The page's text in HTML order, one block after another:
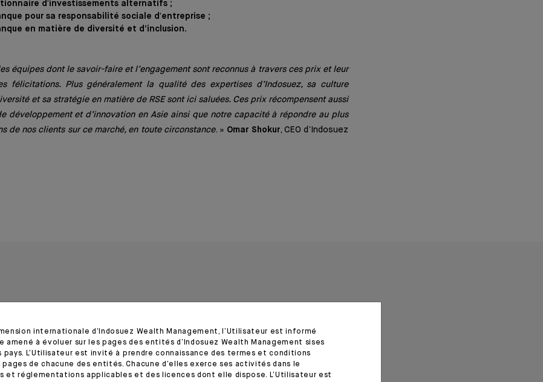
d'investissements alternatifs ;
pour sa responsabilité sociale d'entreprise ;
en matière de diversité et d’inclusion.
équipes dont le savoir-faire et l’engagement sont reconnus à travers ces prix et leur
félicitations. Plus généralement la qualité des expertises d’Indosuez, sa culture
et sa stratégie en matière de RSE sont ici saluées. Ces prix récompensent aussi
développement et d’innovation en Asie ainsi que notre capacité à répondre au plus
de nos clients sur ce marché, en toute circonstance. » Omar Shokur, CEO d’Indosuez
20.03.26 06.02.26
internationale d’Indosuez Wealth Management, l’Utilisateur est informé
amené à évoluer sur les pages des entités d’Indosuez Wealth Management sises
L’Utilisateur est invité à prendre connaissance des termes et conditions
de chacune des entités. Chacune d’elles exerce ses activités dans le
et réglementations applicables et des licences dont elle dispose. L’Utilisateur est